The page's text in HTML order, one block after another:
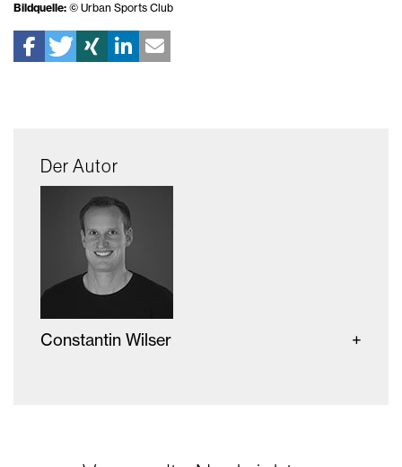
Bildquelle: © Urban Sports Club
Der Autor
Constantin Wilser